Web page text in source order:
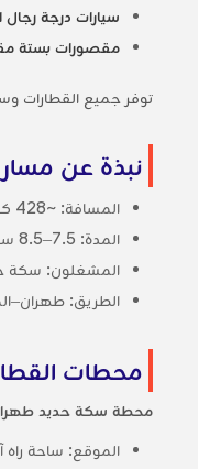
سيارات درجة رجال
مقصورات بستة
توفر جميع القطارات
نبذة عن مسار
المسافة: ~428 كيلومترًا تقريبًا
المدة: 7.5–8.5 ساعات حسب نوع القطار
المشغلون: سكة
الطريق:
محطات
محطة سكة حديد
الموقع: ساحة